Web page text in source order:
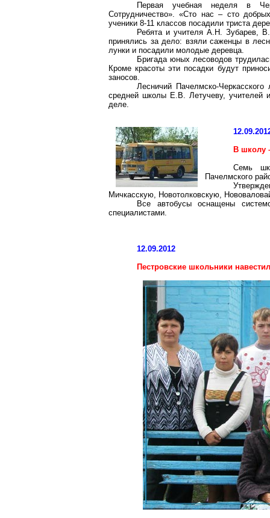
Первая учебная неделя в
Сотрудничество». «Сто нас – сто
ученики 8-11 классов посадили триста
Ребята и учителя А.Н. Зубарев,
принялись за дело: взяли саженцы в
лунки и посадили молодые деревца.
Бригада юных лесоводов
Кроме красоты эти посадки будут
заносов.
Лесничий Пачелмско-Черкасского
средней школы Е.В. Летучеву, учителей
деле.
В школу
Семь
Пачелмского
Мичкасскую, Новотолковскую,
Все автобусы оснащены
специалистами.
12.09.2012
Пестровские школьники